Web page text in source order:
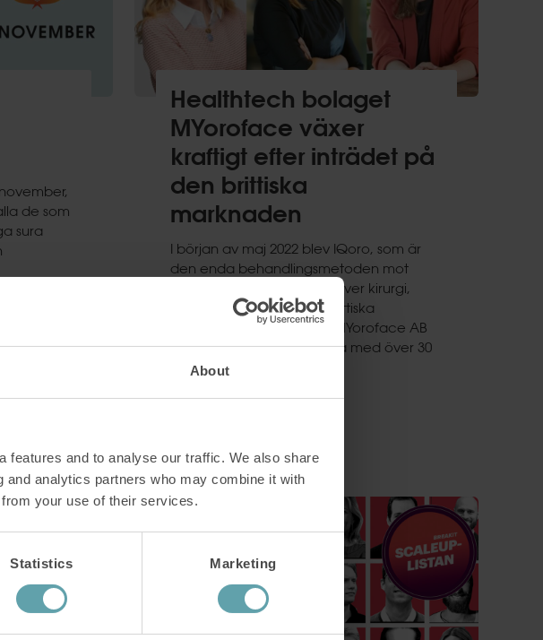
About
features and to analyse our traffic. We also share
analytics partners who may combine it with
your use of their services.
Statistics Marketing
de som
sura
om och
att
Healthtech bolaget
MYoroface växer
kraftigt efter inträdet på
den brittiska
marknaden
I början av maj 2022 blev IQoro, som är
den enda behandlingsmetoden mot
grundorsaken till reflux, utöver kirurgi,
förskrivningsbar på den brittiska
marknaden. Nu anställer MYoroface AB
och ökar sin personalstyrka med över 30
procent.
Läs mer